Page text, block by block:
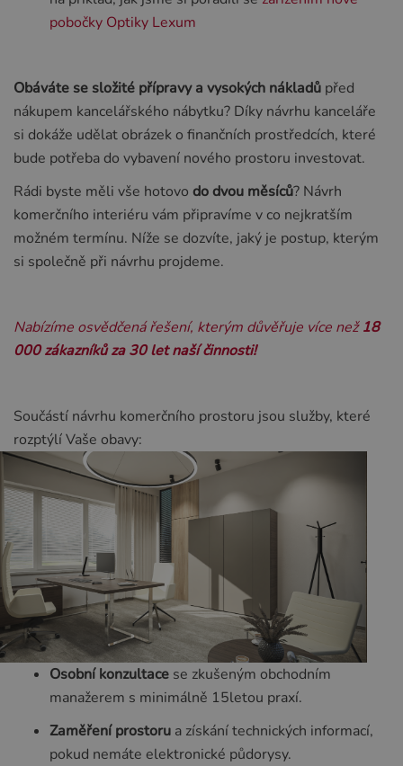
pobočky Optiky Lexum
Obáváte se složité přípravy a vysokých nákladů před
nákupem kancelářského nábytku? Díky návrhu kanceláře
si dokáže udělat obrázek o finančních prostředcích, které
bude potřeba do vybavení nového prostoru investovat.
Rádi byste měli vše hotovo do dvou měsíců? Návrh
komerčního interiéru vám připravíme v co nejkratším
možném termínu. Níže se dozvíte, jaký je postup, kterým
si společně při návrhu projdeme.
Nabízíme osvědčená řešení, kterým důvěřuje více než18
000 zákazníků za 30 let naší činnosti!
Součástí návrhu komerčního prostoru jsou služby, které
rozptýlí Vaše obavy:
Osobní konzultace se zkušeným obchodním
manažerem s minimálně 15letou praxí.
Zaměření prostoru a získání technických informací,
pokud nemáte elektronické půdorysy.